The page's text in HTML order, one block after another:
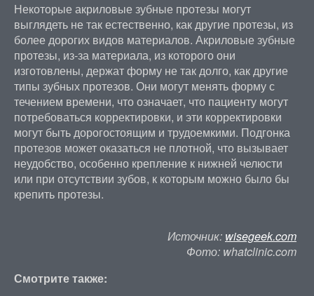
Некоторые акриловые зубные протезы могут
выглядеть не так естественно, как другие протезы, из
более дорогих видов материалов. Акриловые зубные
протезы, из-за материала, из которого они
изготовлены, держат форму не так долго, как другие
типы зубных протезов. Они могут менять форму с
течением времени, что означает, что пациенту могут
потребоваться корректировки, и эти корректировки
могут быть дорогостоящим и трудоемкими. Подгонка
протезов может оказаться не плотной, что вызывает
неудобство, особенно крепление к нижней челюсти
или при отсутствии зубов, к которым можно было бы
крепить протезы.
Источник: wisegeek.com
Фото: whatclinic.com
Смотрите также: